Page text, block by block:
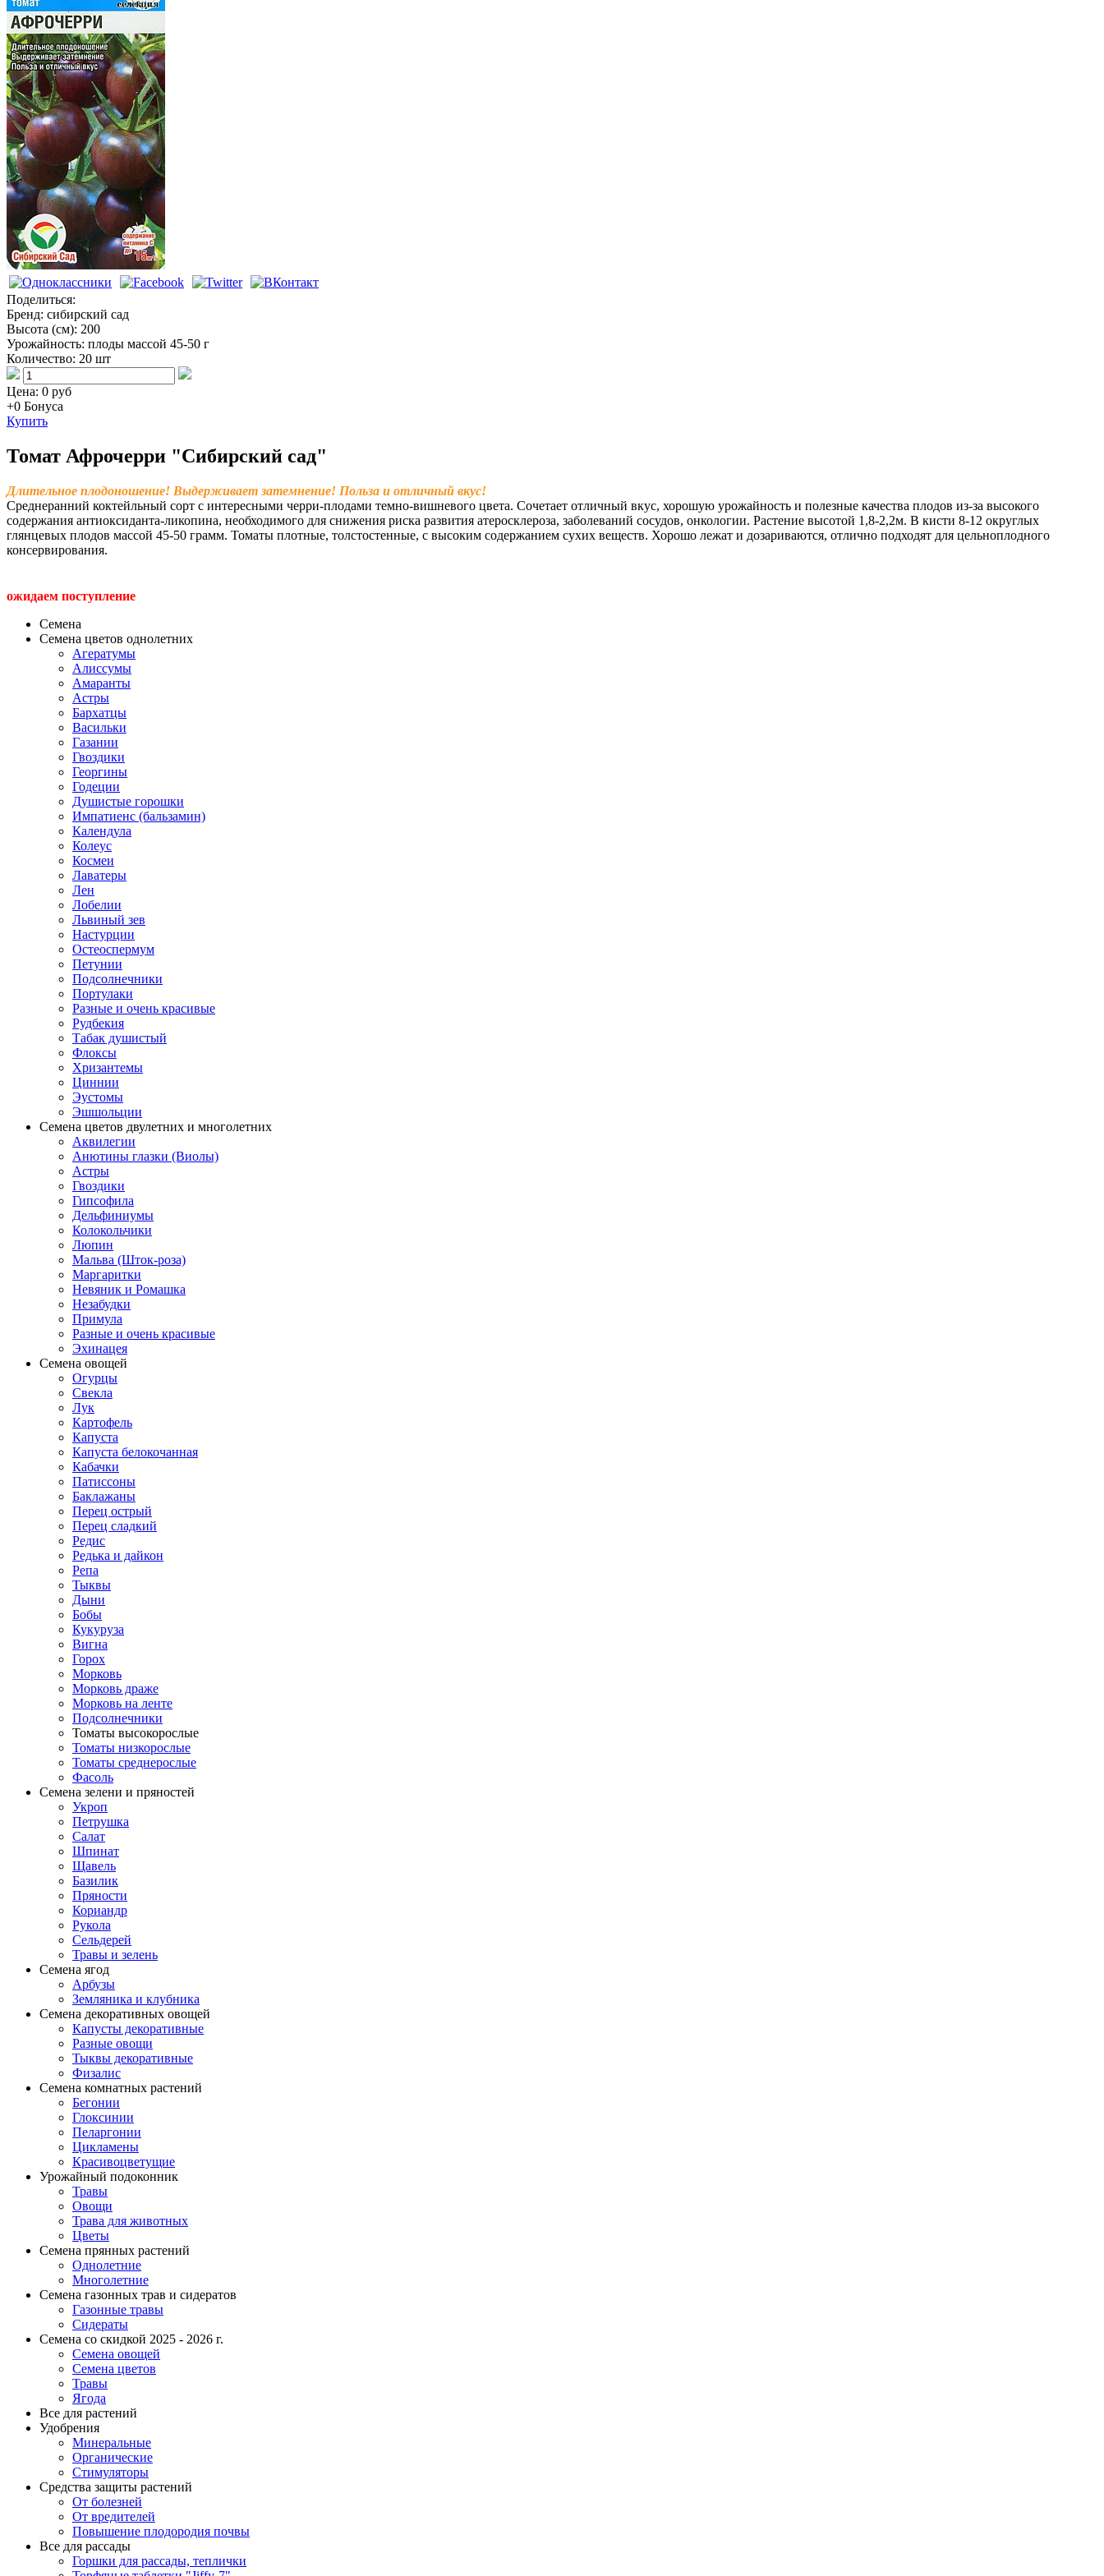
Поделиться:
Бренд: сибирский сад
Высота (см): 200
Урожайность: плоды массой 45-50 г
Количество: 20 шт
Цена: 0 руб
+0 Бонуса
Купить
Томат Афрочерри "Сибирский сад"
Длительное плодоношение! Выдерживает затемнение! Польза и отличный вкус!
Среднеранний коктейльный сорт с интересными черри-плодами темно-вишневого цвета. Сочетает отличный вкус, хорошую урожайность и полезные качества плодов из-за высокого
содержания антиоксиданта-ликопина, необходимого для снижения риска развития атеросклероза, заболеваний сосудов, онкологии. Растение высотой 1,8-2,2м. В кисти 8-12 округлых
глянцевых плодов массой 45-50 грамм. Томаты плотные, толстостенные, с высоким содержанием сухих веществ. Хорошо лежат и дозариваются, отлично подходят для цельноплодного
консервирования.
ожидаем поступление
Семена
Семена цветов однолетних
Агератумы
Алиссумы
Амаранты
Астры
Бархатцы
Васильки
Газании
Гвоздики
Георгины
Годеции
Душистые горошки
Импатиенс (бальзамин)
Календула
Колеус
Космеи
Лаватеры
Лен
Лобелии
Львиный зев
Настурции
Остеоспермум
Петунии
Подсолнечники
Портулаки
Разные и очень красивые
Рудбекия
Табак душистый
Флоксы
Хризантемы
Циннии
Эустомы
Эшшольции
Семена цветов двулетних и многолетних
Аквилегии
Анютины глазки (Виолы)
Астры
Гвоздики
Гипсофила
Дельфиниумы
Колокольчики
Люпин
Мальва (Шток-роза)
Маргаритки
Невяник и Ромашка
Незабудки
Примула
Разные и очень красивые
Эхинацея
Семена овощей
Огурцы
Свекла
Лук
Картофель
Капуста
Капуста белокочанная
Кабачки
Патиссоны
Баклажаны
Перец острый
Перец сладкий
Редис
Редька и дайкон
Репа
Тыквы
Дыни
Бобы
Кукуруза
Вигна
Горох
Морковь
Морковь драже
Морковь на ленте
Подсолнечники
Томаты высокорослые
Томаты низкорослые
Томаты среднерослые
Фасоль
Семена зелени и пряностей
Укроп
Петрушка
Салат
Шпинат
Щавель
Базилик
Пряности
Кориандр
Рукола
Сельдерей
Травы и зелень
Семена ягод
Арбузы
Земляника и клубника
Семена декоративных овощей
Капусты декоративные
Разные овощи
Тыквы декоративные
Физалис
Семена комнатных растений
Бегонии
Глоксинии
Пеларгонии
Цикламены
Красивоцветущие
Урожайный подоконник
Травы
Овощи
Трава для животных
Цветы
Семена прянных растений
Однолетние
Многолетние
Семена газонных трав и сидератов
Газонные травы
Сидераты
Семена со скидкой 2025 - 2026 г.
Семена овощей
Семена цветов
Травы
Ягода
Все для растений
Удобрения
Минеральные
Органические
Стимуляторы
Средства защиты растений
От болезней
От вредителей
Повышение плодородия почвы
Все для рассады
Горшки для рассады, теплички